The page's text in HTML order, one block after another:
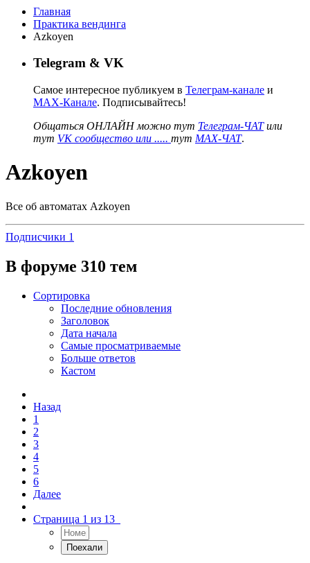
Главная
Практика вендинга
Azkoyen
Telegram & VK
Самое интересное публикуем в Телеграм-канале и
MAX-Канале. Подписывайтесь!
Общаться ОНЛАЙН можно тут Телеграм-ЧАТили
тут VK сообщество или ..... тут MAX-ЧАТ.
Azkoyen
Все об автоматах Azkoyen
Подписчики 1
В форуме 310 тем
Сортировка
Последние обновления
Заголовок
Дата начала
Самые просматриваемые
Больше ответов
Кастом
Назад
1
2
3
4
5
6
Далее
Страница 1 из 13